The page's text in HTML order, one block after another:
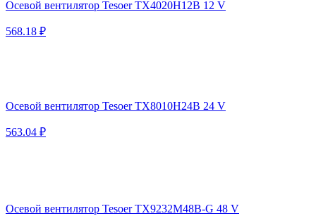
Осевой вентилятор Tesoer TX4020H12B 12 V
568.18 ₽
Осевой вентилятор Tesoer TX8010H24B 24 V
563.04 ₽
Осевой вентилятор Tesoer TX9232M48B-G 48 V